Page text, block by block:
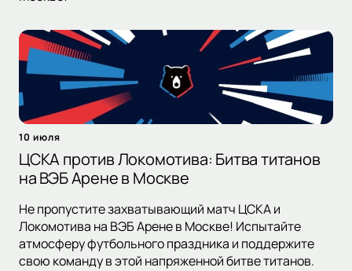
10 июля
ЦСКА против Локомотива: Битва титанов
на ВЭБ Арене в Москве
Не пропустите захватывающий матч ЦСКА и
Локомотива на ВЭБ Арене в Москве! Испытайте
атмосферу футбольного праздника и поддержите
свою команду в этой напряженной битве титанов.